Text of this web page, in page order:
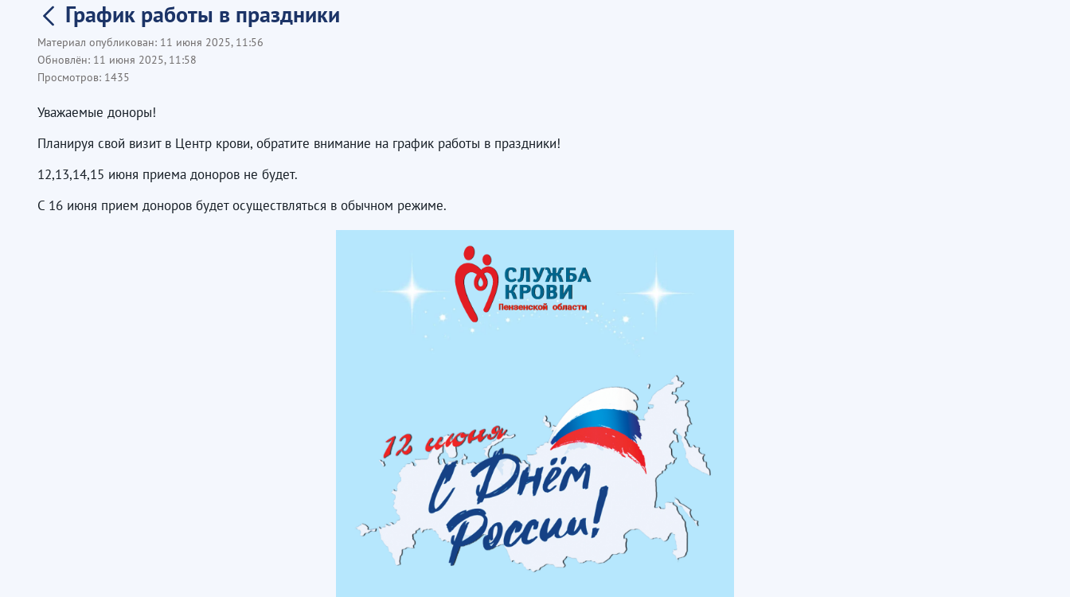
График работы в праздники
Материал опубликован: 11 июня 2025, 11:56
Обновлён: 11 июня 2025, 11:58
Просмотров: 1435
Уважаемые доноры!
Планируя свой визит в Центр крови, обратите внимание на график работы в праздники!
12,13,14,15 июня приема доноров не будет.
С 16 июня прием доноров будет осуществляться в обычном режиме.